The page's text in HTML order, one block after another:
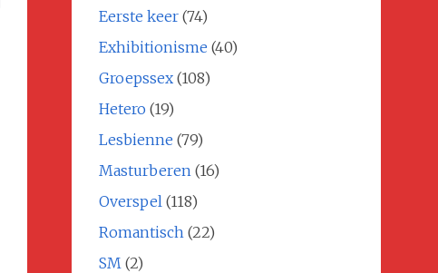
Eerste keer(74)
Exhibitionisme (40)
Groepssex(108)
Hetero (19)
Lesbienne (79)
Masturberen(16)
Overspel(118)
Romantisch(22)
SM(2)